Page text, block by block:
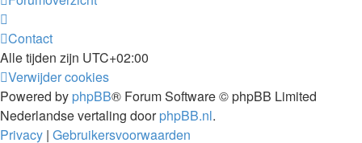
Contact
Alle tijden zijn UTC+02:00
Verwijder cookies
Powered by phpBB® Forum Software © phpBB Limited
Nederlandse vertaling doorphpBB.nl.
Privacy | Gebruikersvoorwaarden